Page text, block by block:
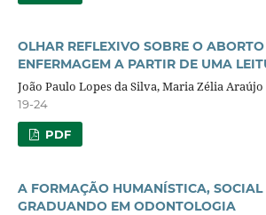
OLHAR REFLEXIVO SOBRE O
ENFERMAGEM A PARTIR DE UMA
João Paulo Lopes da Silva, Maria Zélia Araújo
19-24
PDF
A FORMAÇÃO HUMANÍSTICA, SOCIAL
GRADUANDO EM ODONTOLOGIA